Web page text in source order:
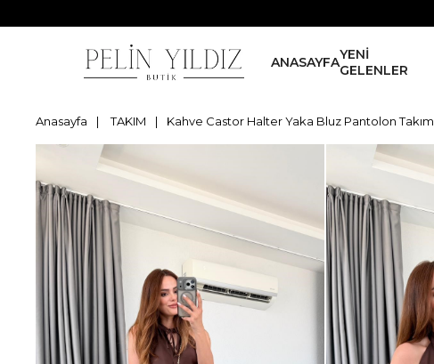
ANASAYFAYENİ
GELENLER
Anasayfa TAKIM Kahve Castor Halter Yaka Bluz Pantolon Takım